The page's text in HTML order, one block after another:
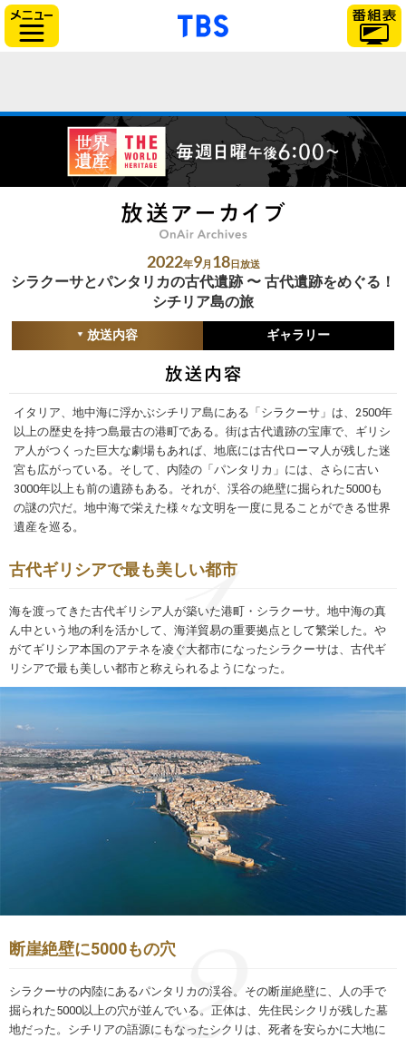
「TBSテレビ」トップ
2022年9月 18日放送
シラクーサとパンタリカの古代遺跡 〜 古代遺跡をめぐる！
シチリア島の旅
放送内容 ギャラリー
イタリア、地中海に浮かぶシチリア島にある「シラクーサ」は、2500年
以上の歴史を持つ島最古の港町である。街は古代遺跡の宝庫で、ギリシ
ア人がつくった巨大な劇場もあれば、地底には古代ローマ人が残した迷
宮も広がっている。そして、内陸の「パンタリカ」には、さらに古い
3000年以上も前の遺跡もある。それが、渓谷の絶壁に掘られた5000も
の謎の穴だ。地中海で栄えた様々な文明を一度に見ることができる世界
遺産を巡る。
古代ギリシアで最も美しい都市
海を渡ってきた古代ギリシア人が築いた港町・シラクーサ。地中海の真
ん中という地の利を活かして、海洋貿易の重要拠点として繁栄した。や
がてギリシア本国のアテネを凌ぐ大都市になったシラクーサは、古代ギ
リシアで最も美しい都市と称えられるようになった。
断崖絶壁に5000もの穴
シラクーサの内陸にあるパンタリカの渓谷。その断崖絶壁に、人の手で
掘られた5000以上の穴が並んでいる。正体は、先住民シクリが残した墓
地だった。シチリアの語源にもなったシクリは、死者を安らかに大地に